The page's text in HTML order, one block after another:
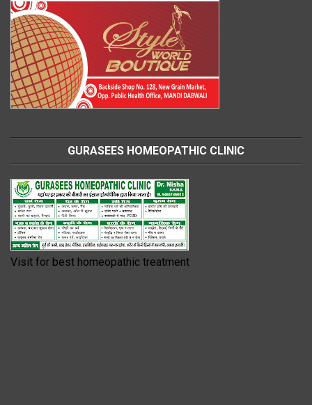
GURASEES HOMEOPATHIC CLINIC
Visit for best homeopathic treatment